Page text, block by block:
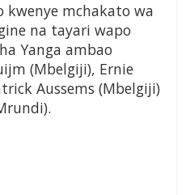
kwenye mchakato wa
na tayari wapo
Yanga ambao
(Mbelgiji), Ernie
Aussems (Mbelgiji)